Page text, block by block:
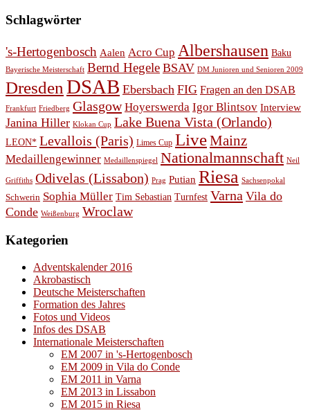
Schlagwörter
's-Hertogenbosch Aalen Acro Cup Albershausen Baku
Bayerische Meisterschaft Bernd Hegele BSAV DM Junioren und Senioren 2009
Dresden DSAB Ebersbach FIG Fragen an den DSAB
Frankfurt Friedberg Glasgow Hoyerswerda Igor Blintsov Interview
Janina Hiller Klokan Cup Lake Buena Vista (Orlando)
LEON* Levallois (Paris) Limes Cup LiveMainz
Medaillengewinner Medaillenspiegel Nationalmannschaft Neil
Griffiths Odivelas (Lissabon) Prag Putian Riesa Sachsenpokal
Schwerin Sophia Müller Tim Sebastian Turnfest Varna Vila do
Conde Weißenburg Wroclaw
Kategorien
Adventskalender 2016
Akrobastisch
Deutsche Meisterschaften
Formation des Jahres
Fotos und Videos
Infos des DSAB
Internationale Meisterschaften
EM 2007 in 's-Hertogenbosch
EM 2009 in Vila do Conde
EM 2011 in Varna
EM 2013 in Lissabon
EM 2015 in Riesa